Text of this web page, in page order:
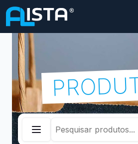
Abrir navegação lateral